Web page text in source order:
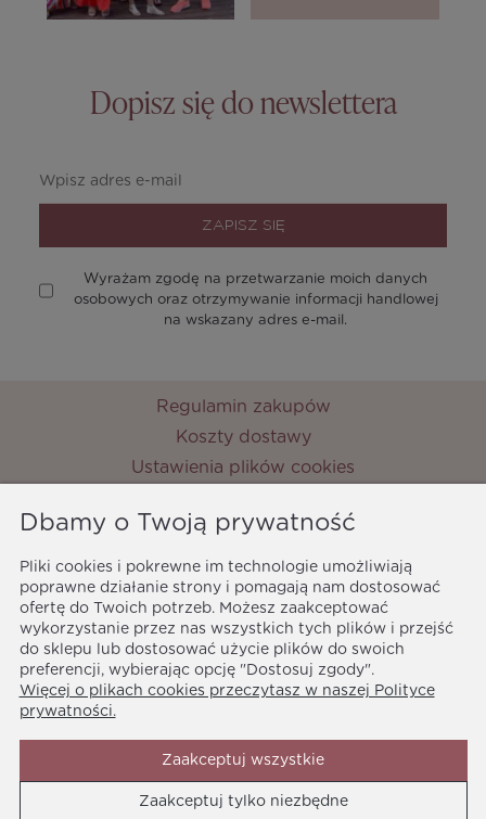
Dopisz się do newslettera
ZAPISZ SIĘ
Wyrażam zgodę na przetwarzanie moich danych
osobowych oraz otrzymywanie informacji handlowej
na wskazany adres e-mail.
Regulamin zakupów
Koszty dostawy
Ustawienia plików cookies
Metody płatności
Ochrona danych osobowych
Polityka prywatności
MyPrincess
ul. Nocznickiego 33
01-918 Warszawa
Media społecznościowe
Dbamy o Twoją prywatność
Pliki cookies i pokrewne im technologie umożliwiają
poprawne działanie strony i pomagają nam dostosować
ofertę do Twoich potrzeb. Możesz zaakceptować
wykorzystanie przez nas wszystkich tych plików i przejść
do sklepu lub dostosować użycie plików do swoich
preferencji, wybierając opcję "Dostosuj zgody".
Więcej o plikach cookies przeczytasz w naszej Polityce
prywatności.
Zaakceptuj tylko niezbędne
Zaakceptuj wszystkie